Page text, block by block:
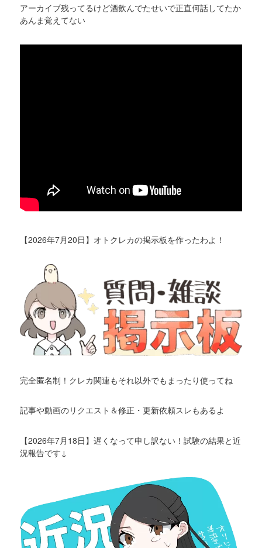
アーカイブ残ってるけど酒飲んでたせいで正直何話してたか
あんま覚えてない
【2026年7月20日】オトクレカの掲示板を作ったわよ！
完全匿名制！クレカ関連もそれ以外でもまったり使ってね
記事や動画のリクエスト＆修正・更新依頼スレもあるよ
【2026年7月18日】遅くなって申し訳ない！試験の結果と近
況報告です↓